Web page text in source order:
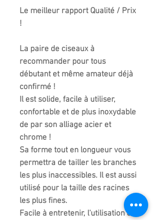
Le meilleur rapport Qualité / Prix
!
La paire de ciseaux à
recommander pour tous
débutant et même amateur déjà
confirmé !
Il est solide, facile à utiliser,
confortable et de plus inoxydable
de par son alliage acier et
chrome !
Sa forme tout en longueur vous
permettra de tailler les branches
les plus inaccessibles. Il est aussi
utilisé pour la taille des racines
les plus fines.
Facile à entretenir, l'utilisation de